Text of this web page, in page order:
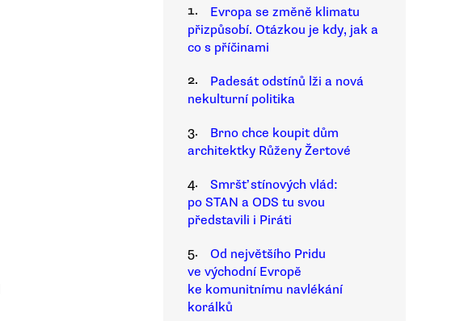
1.
Evropa se změně klimatu
přizpůsobí. Otázkou je kdy, jak a
co s příčinami
2.
Padesát odstínů lži a nová
nekulturní politika
3.
Brno chce koupit dům
architektky Růženy Žertové
4.
Smršť stínových vlád:
po STAN a ODS tu svou
představili i Piráti
5.
Od největšího Pridu
ve východní Evropě
ke komunitnímu navlékání
korálků